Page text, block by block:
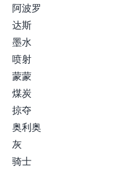
阿波罗
达斯
墨水
喷射
蒙蒙
煤炭
掠夺
奥利奥
灰
骑士